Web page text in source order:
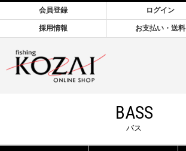
会員登録 ログイン
採用情報 お支払い・送料
BASS
バス